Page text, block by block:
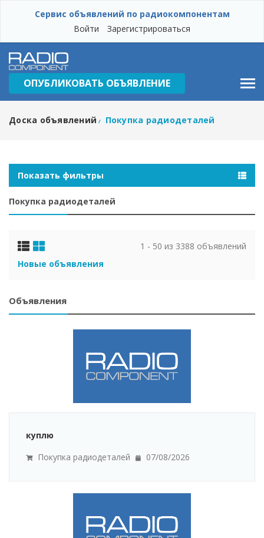
Сервис объявлений по радиокомпонентам
Войти
Зарегистрироваться
ОПУБЛИКОВАТЬ ОБЪЯВЛЕНИЕ
Доска объявлений / Покупка радиодеталей
Показать фильтры
Покупка радиодеталей
1 - 50 из 3388 объявлений
Новые объявления
Объявления
куплю
Покупка радиодеталей
07/08/2026